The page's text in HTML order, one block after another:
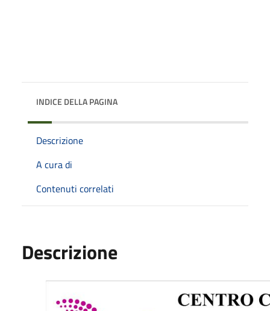
INDICE DELLA PAGINA
Descrizione
A cura di
Contenuti correlati
Descrizione